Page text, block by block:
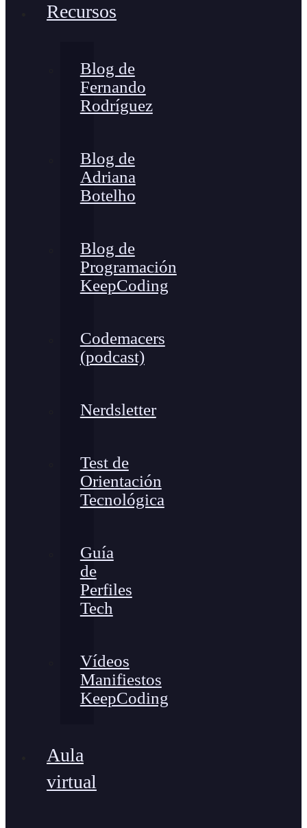
Recursos
Blog de
Fernando
Rodríguez
Blog de
Adriana
Botelho
Blog de
Programación
KeepCoding
Codemacers
(podcast)
Nerdsletter
Test de
Orientación
Tecnológica
Guía
de
Perfiles
Tech
Vídeos
Manifiestos
KeepCoding
Aula
virtual